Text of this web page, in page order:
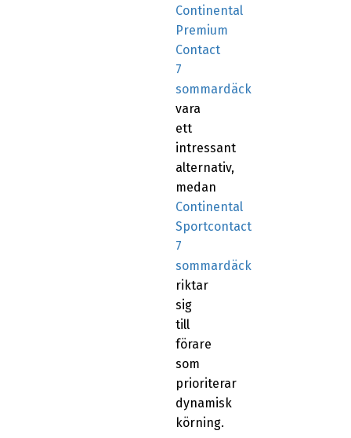
Continental
Premium
Contact
7
sommardäck
vara
ett
intressant
alternativ,
medan
Continental
Sportcontact
7
sommardäck
riktar
sig
till
förare
som
prioriterar
dynamisk
körning.